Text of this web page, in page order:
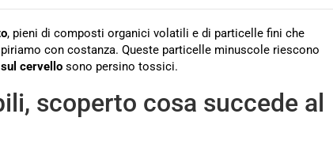
, pieni di composti organici volatili e di particelle fini che
con costanza. Queste particelle minuscole riescono
cervello sono persino tossici.
scoperto cosa succede al